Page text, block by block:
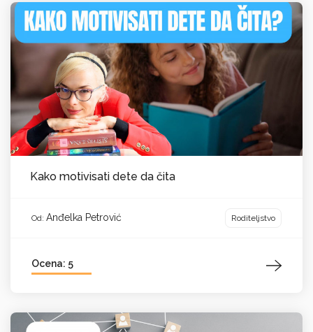
Kako motivisati dete da čita
Od: Anđelka Petrović Roditeljstvo
Ocena: 5